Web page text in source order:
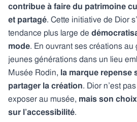
contribue à faire du patrimoine
et partagé. Cette initiative de Dior
tendance plus large de
mode. En ouvrant ses créations au
jeunes générations dans un lieu
Musée Rodin, la marque repense
partager la création. Dior n’est
exposer au musée, mais son
sur l’accessibilité.